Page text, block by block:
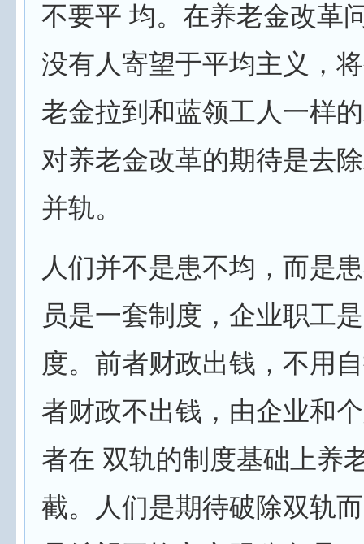
不要平 均。在养老金改革
没有人寄望于平均主义，
老金拉到和蓝领工人一样
对养老金改革的期待是去
并轨。
人们并不是患不均，而是
员是一套制度，企业职工
度。前者财政出钱，不用
者财政不出钱，由企业和
者在 双轨的制度基础上养
截。人们是期待破除双轨